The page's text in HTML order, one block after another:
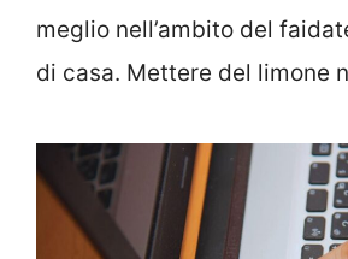
meglio nell’ambito del
di casa. Mettere del limone